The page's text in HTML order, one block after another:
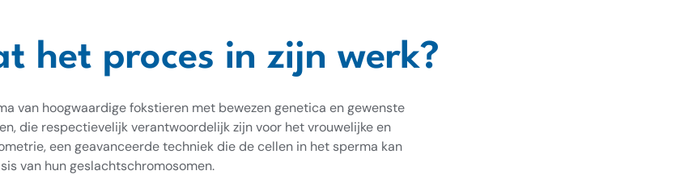
het proces in zijn werk?
van hoogwaardige fokstieren met bewezen genetica en gewenste
die respectievelijk verantwoordelijk zijn voor het vrouwelijke en
een geavanceerde techniek die de cellen in het sperma kan
van hun geslachtschromosomen.